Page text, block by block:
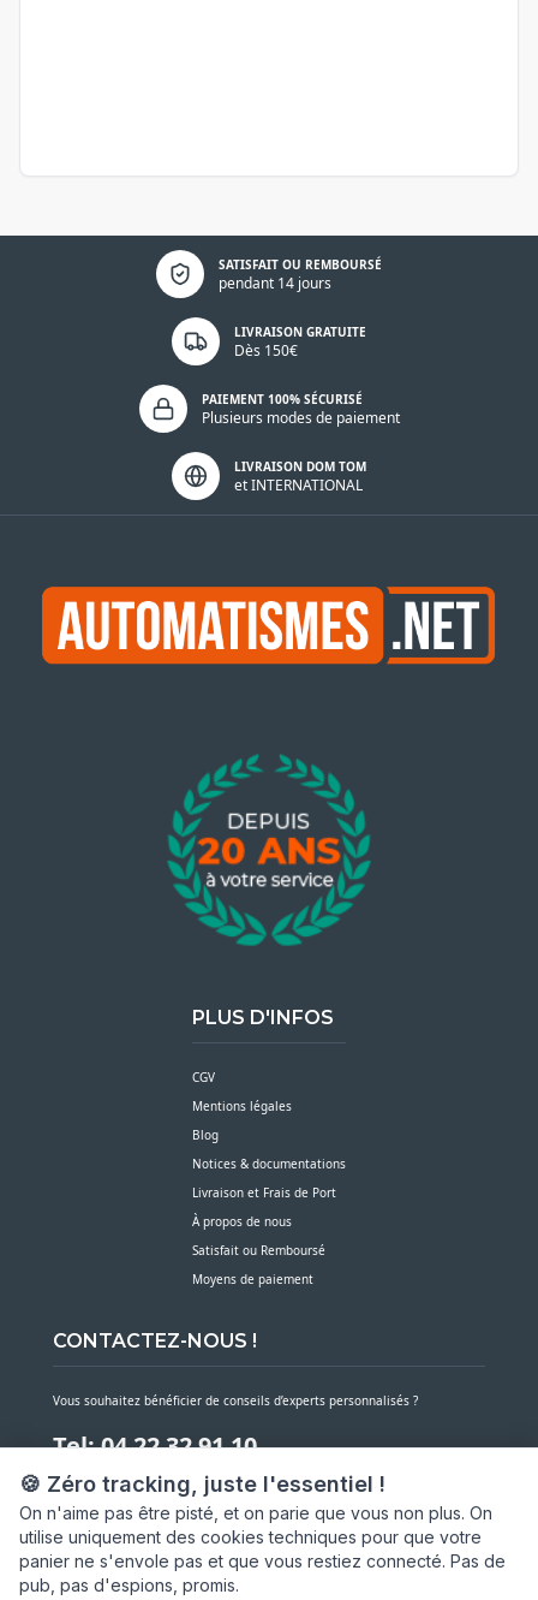
🍪 Zéro tracking, juste l'essentiel !
On n'aime pas être pisté, et on parie que vous non plus. On
utilise uniquement des cookies techniques pour que votre
panier ne s'envole pas et que vous restiez connecté. Pas de
pub, pas d'espions, promis.
SATISFAIT OU REMBOURSÉ
pendant 14 jours
Politique de confidentialité
LIVRAISON GRATUITE
Dès 150€
PAIEMENT 100% SÉCURISÉ
Plusieurs modes de paiement
LIVRAISON DOM TOM
et INTERNATIONAL
PLUS D'INFOS
CGV
Mentions légales
Blog
Notices & documentations
Livraison et Frais de Port
À propos de nous
Satisfait ou Remboursé
Moyens de paiement
CONTACTEZ-NOUS !
Vous souhaitez bénéficier de conseils d’experts personnalisés ?
Tel: 04 22 32 91 10
Notre service client est à votre écoute du lundi au vendredi de 7h30 à 16h
NOUS CONTACTER PAR MESSAGE